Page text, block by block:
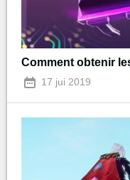
Comment obtenir
17 jui 2019